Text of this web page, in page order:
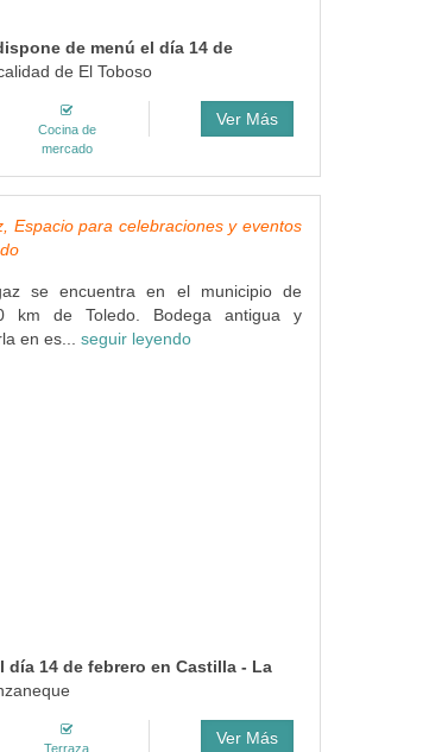
de menú el día 14 de
de El Toboso
Cocina de
mercado
Ver Más
Espacio para celebraciones y eventos
se encuentra en el municipio de
km de Toledo. Bodega antigua y
en es... seguir leyendo
día 14 de febrero en Castilla - La
Terraza
Ver Más